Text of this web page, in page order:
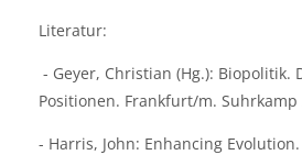
Literatur:
- Geyer, Christian (Hg.): Biopolitik.
Positionen. Frankfurt/m. Suhrkamp
- Harris, John: Enhancing